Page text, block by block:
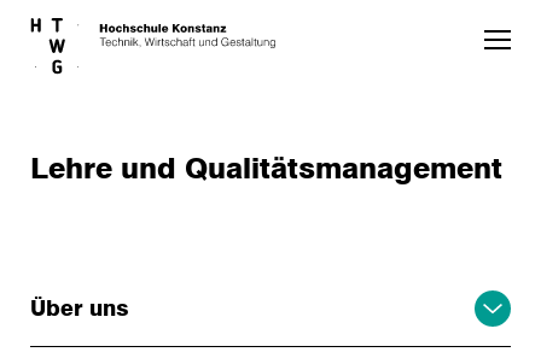
Skip to main content
Lehre und Qualitätsmanagement
Über uns